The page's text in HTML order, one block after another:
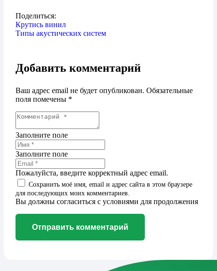
Поделиться:
Крутись винил
Типы акустических систем
Добавить комментарий
Ваш адрес email не будет опубликован. Обязательные
поля помечены *
Заполните поле
Заполните поле
Пожалуйста, введите корректный адрес email.
Сохранить моё имя, email и адрес сайта в этом браузере
для последующих моих комментариев.
Вы должны согласиться с условиями для продолжения
Отправить комментарий